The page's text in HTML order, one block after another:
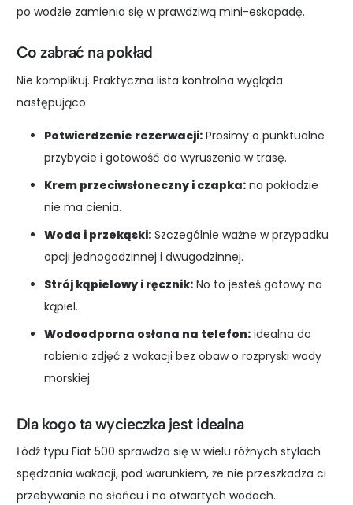
po wodzie zamienia się w prawdziwą mini-eskapadę.
Co zabrać na pokład
Nie komplikuj. Praktyczna lista kontrolna wygląda
następująco:
Potwierdzenie rezerwacji: Prosimy o punktualne
przybycie i gotowość do wyruszenia w trasę.
Krem przeciwsłoneczny i czapka: na pokładzie
nie ma cienia.
Woda i przekąski: Szczególnie ważne w przypadku
opcji jednogodzinnej i dwugodzinnej.
Strój kąpielowy i ręcznik: No to jesteś gotowy na
kąpiel.
Wodoodporna osłona na telefon: idealna do
robienia zdjęć z wakacji bez obaw o rozpryski wody
morskiej.
Dla kogo ta wycieczka jest idealna
Łódź typu Fiat 500 sprawdza się w wielu różnych stylach
spędzania wakacji, pod warunkiem, że nie przeszkadza ci
przebywanie na słońcu i na otwartych wodach.